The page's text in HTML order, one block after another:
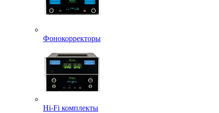
Фонокорректоры
Hi-Fi комплекты